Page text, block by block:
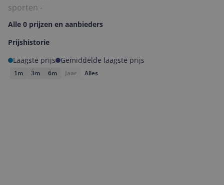
Alle 0 prijzen en aanbieders
Prijshistorie
Laagste prijs
Gemiddelde laagste prijs
1m 3m 6m Jaar Alles